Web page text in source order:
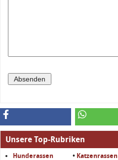
Unsere Top-Rubriken
Hunderassen • Katzenrassen